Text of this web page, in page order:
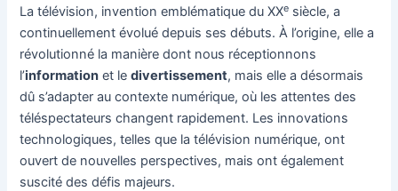
La télévision, invention emblématique du XXe siècle, a
continuellement évolué depuis ses débuts. À l’origine, elle a
révolutionné la manière dont nous réceptionnons
l’information et ledivertissement, mais elle a désormais
dû s’adapter au contexte numérique, où les attentes des
téléspectateurs changent rapidement. Les innovations
technologiques, telles que la télévision numérique, ont
ouvert de nouvelles perspectives, mais ont également
suscité des défis majeurs.